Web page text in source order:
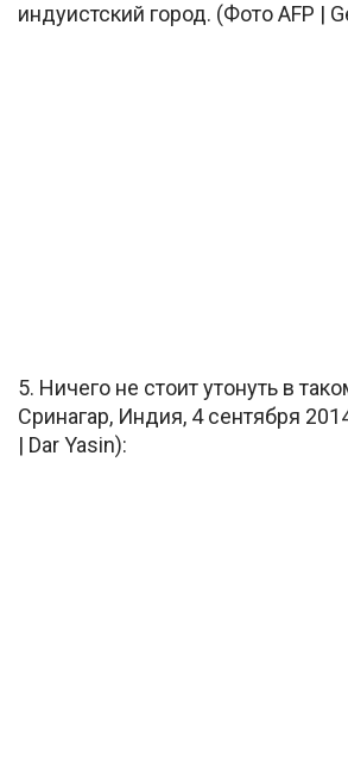
индуистский город. (Фото AFP |
5. Ничего не стоит утонуть в
Сринагар, Индия, 4 сентября
| Dar Yasin):